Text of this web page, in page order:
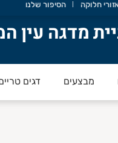
המפרץ סנטר
הארץ לחצו
חלוקה הסיפור שלנו
מדגה עין
מבצעים דגים